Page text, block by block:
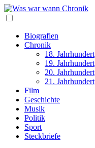
Biografien
Chronik
18. Jahrhundert
19. Jahrhundert
20. Jahrhundert
21. Jahrhundert
Film
Geschichte
Musik
Politik
Sport
Steckbriefe